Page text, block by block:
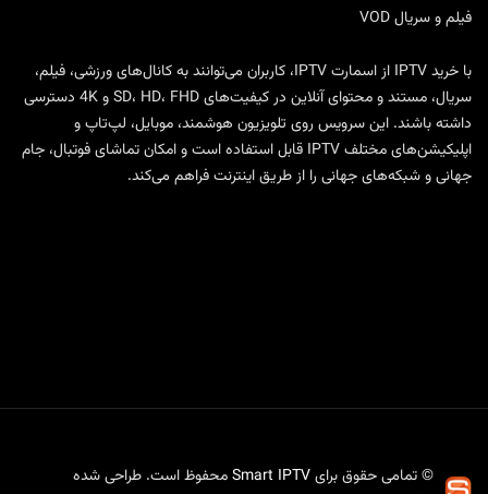
فیلم و سریال VOD
با خرید IPTV ازاسمارت IPTV
، کاربران می‌توانند به کانال‌های ورزشی، فیلم،
سریال، مستند و محتوای آنلاین در کیفیت‌های SD، HD، FHD و 4K دسترسی
داشته باشند. این سرویس روی تلویزیون هوشمند، موبایل، لپ‌تاپ و
اپلیکیشن‌های مختلف IPTV قابل استفاده است و امکان تماشای فوتبال، جام
جهانی و شبکه‌های جهانی را از طریق اینترنت فراهم می‌کند.
© تمامی حقوق برایSmart IPTVمحفوظ است. طراحی شده